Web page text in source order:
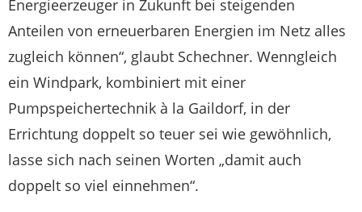
Energieerzeuger in Zukunft bei steigenden
Anteilen von erneuerbaren Energien im Netz alles
zugleich können“, glaubt Schechner. Wenngleich
ein Windpark, kombiniert mit einer
Pumpspeichertechnik à la Gaildorf, in der
Errichtung doppelt so teuer sei wie gewöhnlich,
lasse sich nach seinen Worten „damit auch
doppelt so viel einnehmen“.